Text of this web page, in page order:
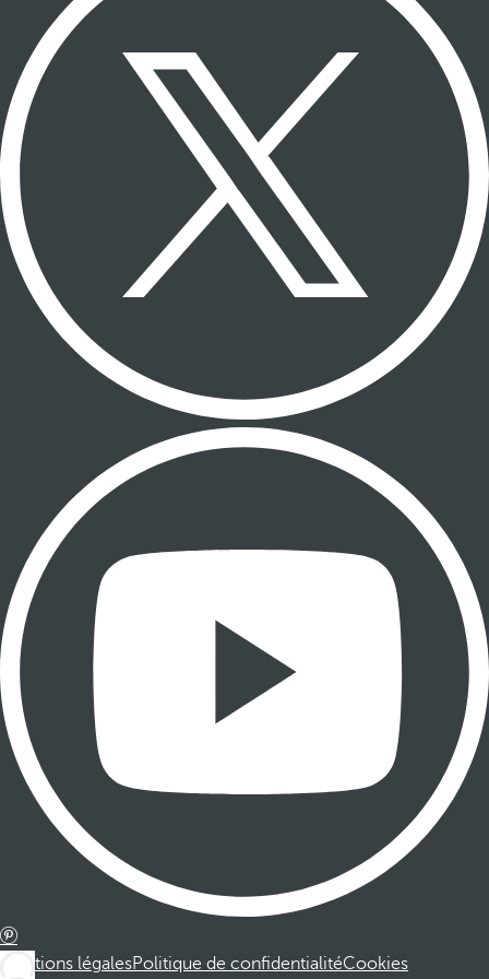
Mentions légalesPolitique de confidentialitéCookies